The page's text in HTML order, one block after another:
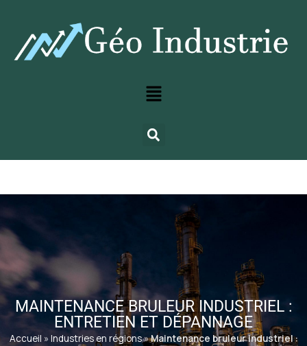
MAINTENANCE BRULEUR INDUSTRIEL :
ENTRETIEN ET DÉPANNAGE
Accueil » Industries en régions»Maintenance bruleur industriel :